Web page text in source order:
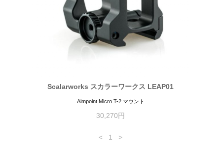
Scalarworks スカラーワークス LEAP01
Aimpoint Micro T-2 マウント
30,270円
< 1 >